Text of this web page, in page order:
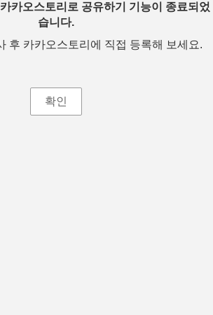
카오스토리로 공유하기 기능이 종료되었
습니다.
후 카카오스토리에 직접 등록해 보세요.
확인